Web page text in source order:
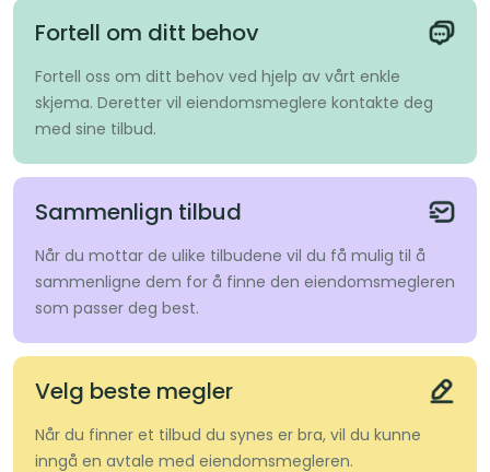
Fortell om ditt behov
Fortell oss om ditt behov ved hjelp av vårt enkle
skjema. Deretter vil eiendomsmeglere kontakte deg
med sine tilbud.
Sammenlign tilbud
Når du mottar de ulike tilbudene vil du få mulig til å
sammenligne dem for å finne den eiendomsmegleren
som passer deg best.
Velg beste megler
Når du finner et tilbud du synes er bra, vil du kunne
inngå en avtale med eiendomsmegleren.